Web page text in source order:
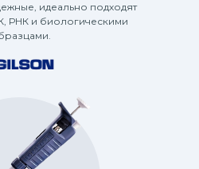
идеально подходят
РНК и биологическими